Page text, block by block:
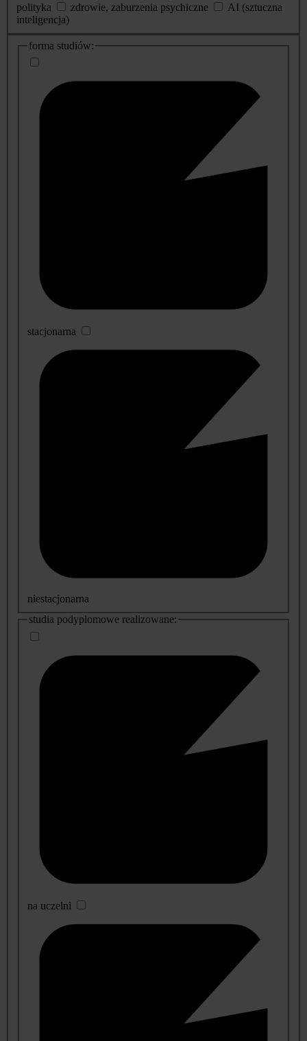
polityka
zdrowie, zaburzenia psychiczne
AI (sztuczna
inteligencja)
dodatkowe
informacje
forma studiów:
stacjonarna
niestacjonarna
studia podyplomowe realizowane:
na uczelni